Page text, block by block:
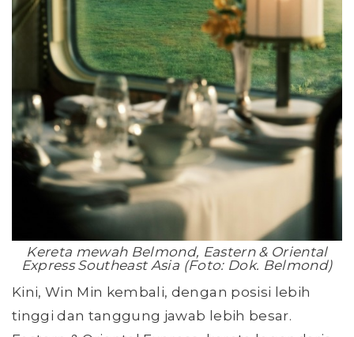
Kereta mewah Belmond, Eastern & Oriental
Express Southeast Asia (Foto: Dok. Belmond)
Kini, Win Min kembali, dengan posisi lebih
tinggi dan tanggung jawab lebih besar.